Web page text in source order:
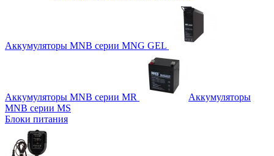
Аккумуляторы MNB серии MNG GEL
Аккумуляторы MNB серии MR
Аккумуляторы
MNB серии MS
Блоки питания